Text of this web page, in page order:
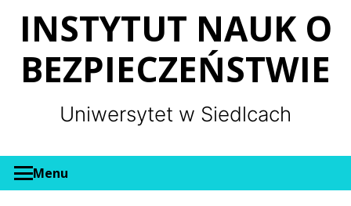
INSTYTUT NAUK O
BEZPIECZEŃSTWIE
Uniwersytet w Siedlcach
Menu